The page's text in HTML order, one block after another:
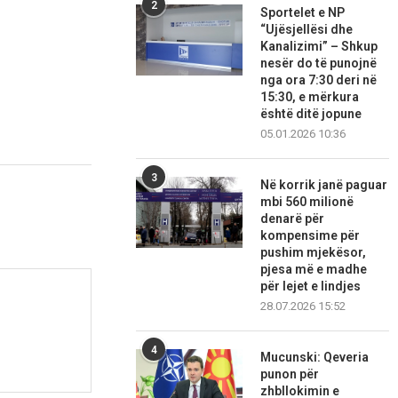
2
Sportelet e NP
“Ujësjellësi dhe
Kanalizimi” – Shkup
nesër do të punojnë
nga ora 7:30 deri në
15:30, e mërkura
është ditë jopune
05.01.2026 10:36
3
Në korrik janë paguar
mbi 560 milionë
denarë për
kompensime për
pushim mjekësor,
pjesa më e madhe
për lejet e lindjes
28.07.2026 15:52
4
Mucunski: Qeveria
punon për
zhbllokimin e